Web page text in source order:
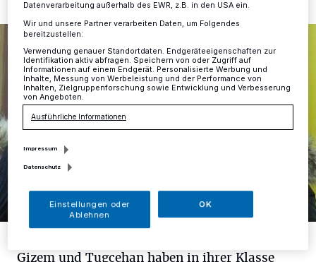
Gizem und Tugcehan haben in ihrer Klasse
Datenverarbeitung außerhalb des EWR, z.B. in den USA ein.
Wir und unsere Partner verarbeiten Daten, um Folgendes
bereitzustellen:
Verwendung genauer Standortdaten. Endgeräteeigenschaften zur
Identifikation aktiv abfragen. Speichern von oder Zugriff auf
Informationen auf einem Endgerät. Personalisierte Werbung und
Inhalte, Messung von Werbeleistung und der Performance von
Inhalten, Zielgruppenforschung sowie Entwicklung und Verbesserung
von Angeboten.
Ausführliche Informationen
Impressum
Datenschutz
Einstellungen oder
Ablehnen
OK